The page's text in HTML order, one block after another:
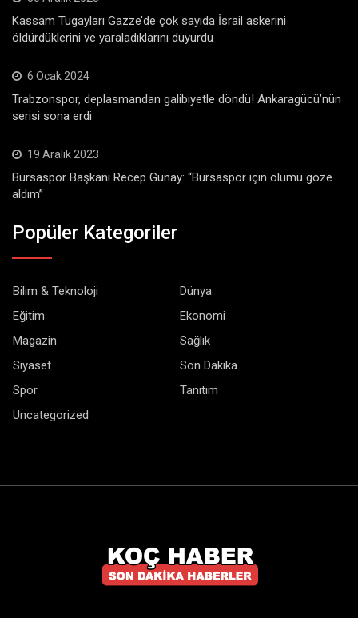
Kassam Tugayları Gazze’de çok sayıda İsrail askerini
öldürdüklerini ve yaraladıklarını duyurdu
6 Ocak 2024
Trabzonspor, deplasmandan galibiyetle döndü! Ankaragücü’nün
serisi sona erdi
19 Aralık 2023
Bursaspor Başkanı Recep Günay: “Bursaspor için ölümü göze
aldım”
Popüler Kategoriler
Bilim & Teknoloji
Dünya
Eğitim
Ekonomi
Magazin
Sağlık
Siyaset
Son Dakika
Spor
Tanıtım
Uncategorized